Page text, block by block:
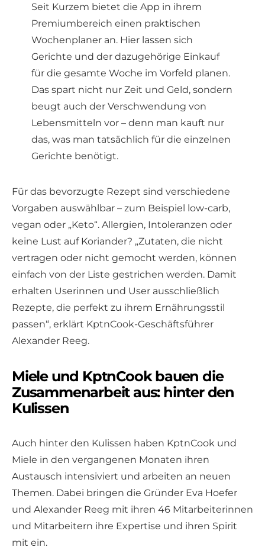
Seit Kurzem bietet die App in ihrem
Premiumbereich einen praktischen
Wochenplaner an. Hier lassen sich
Gerichte und der dazugehörige Einkauf
für die gesamte Woche im Vorfeld planen.
Das spart nicht nur Zeit und Geld, sondern
beugt auch der Verschwendung von
Lebensmitteln vor – denn man kauft nur
das, was man tatsächlich für die einzelnen
Gerichte benötigt.
Für das bevorzugte Rezept sind verschiedene
Vorgaben auswählbar – zum Beispiel low-carb,
vegan oder „Keto“. Allergien, Intoleranzen oder
keine Lust auf Koriander? „Zutaten, die nicht
vertragen oder nicht gemocht werden, können
einfach von der Liste gestrichen werden. Damit
erhalten Userinnen und User ausschließlich
Rezepte, die perfekt zu ihrem Ernährungsstil
passen“, erklärt KptnCook-Geschäftsführer
Alexander Reeg.
Miele und KptnCook bauen die
Zusammenarbeit aus: hinter den
Kulissen
Auch hinter den Kulissen haben KptnCook und
Miele in den vergangenen Monaten ihren
Austausch intensiviert und arbeiten an neuen
Themen. Dabei bringen die Gründer Eva Hoefer
und Alexander Reeg mit ihren 46 Mitarbeiterinnen
und Mitarbeitern ihre Expertise und ihren Spirit
mit ein.